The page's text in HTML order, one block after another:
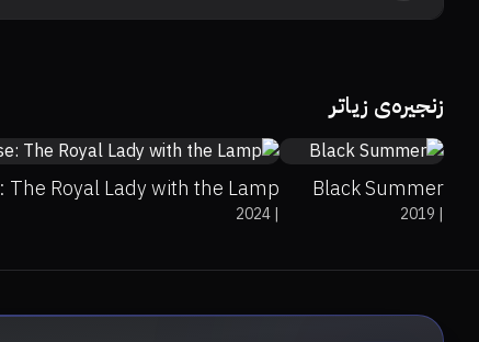
زنجیرەی زیاتر
Black Summer
|
2019
The Royal Lady with the Lamp
|
2024